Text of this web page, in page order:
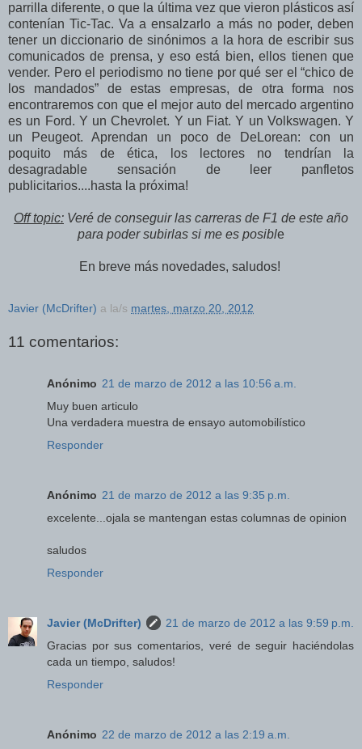
parrilla diferente, o que la última vez que vieron plásticos así
contenían Tic-Tac. Va a ensalzarlo a más no poder, deben
tener un diccionario de sinónimos a la hora de escribir sus
comunicados de prensa, y eso está bien, ellos tienen que
vender. Pero el periodismo no tiene por qué ser el “chico de
los mandados” de estas empresas, de otra forma nos
encontraremos con que el mejor auto del mercado argentino
es un Ford. Y un Chevrolet. Y un Fiat. Y un Volkswagen. Y
un Peugeot. Aprendan un poco de DeLorean: con un
poquito más de ética, los lectores no tendrían la
desagradable sensación de leer panfletos
publicitarios....hasta la próxima!
Off topic: Veré de conseguir las carreras de F1 de este año
para poder subirlas si me es posible
En breve más novedades, saludos!
Javier (McDrifter) a la/s martes, marzo 20, 2012
11 comentarios:
Anónimo 21 de marzo de 2012 a las 10:56 a.m.
Muy buen articulo
Una verdadera muestra de ensayo automobilístico
Responder
Anónimo 21 de marzo de 2012 a las 9:35 p.m.
excelente...ojala se mantengan estas columnas de opinion
saludos
Responder
Javier (McDrifter)
21 de marzo de 2012 a las 9:59 p.m.
Gracias por sus comentarios, veré de seguir haciéndolas
cada un tiempo, saludos!
Responder
Anónimo 22 de marzo de 2012 a las 2:19 a.m.